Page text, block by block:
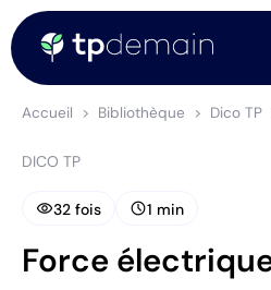
Accueil Bibliothèque Dico TP
DICO TP
visibility32 fois schedule1 min
Force